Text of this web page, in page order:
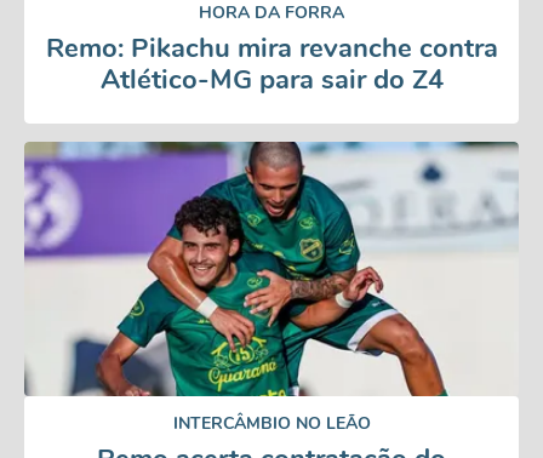
HORA DA FORRA
Remo: Pikachu mira revanche contra
Atlético-MG para sair do Z4
INTERCÂMBIO NO LEÃO